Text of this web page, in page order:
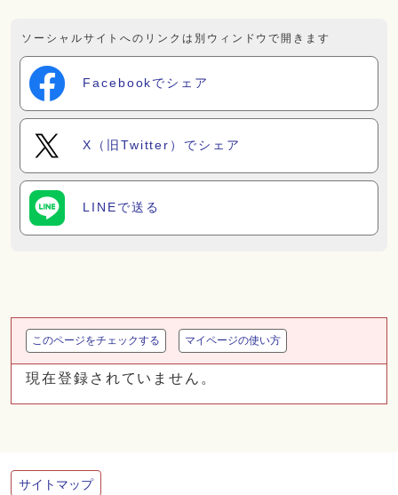
ソーシャルサイトへのリンクは別ウィンドウで開きます
Facebookでシェア
X（旧Twitter）でシェア
LINEで送る
このページをチェックする マイページの使い方
現在登録されていません。
サイトマップ